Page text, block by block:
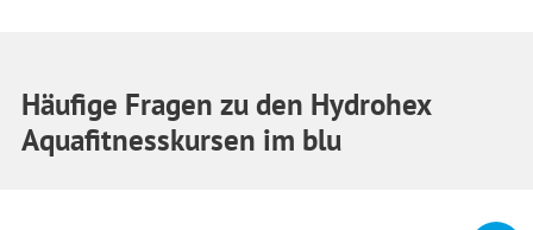
Häufige Fragen zu den Hydrohex
Aquafitnesskursen im blu